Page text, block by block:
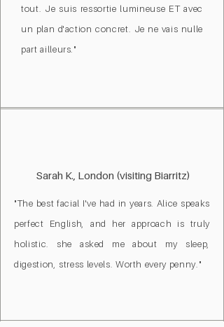
tout. Je suis ressortie lumineuse ET avec
un plan d'action concret. Je ne vais nulle
part ailleurs."
Sarah K., London (visiting Biarritz)
"The best facial I've had in years. Alice speaks
perfect English, and her approach is truly
holistic. she asked me about my sleep,
digestion, stress levels. Worth every penny."